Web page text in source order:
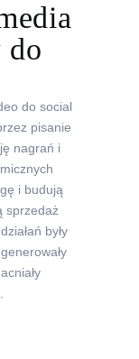
do
do social
pisanie
nagrań i
i budują
sprzedaż
były